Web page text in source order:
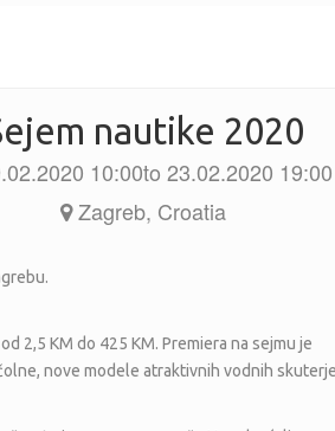
nautike 2020
10:00to 23.02.2020 19:00
Zagreb, Croatia
2,5 KM do 425 KM. Premiera na sejmu je
nove modele atraktivnih vodnih